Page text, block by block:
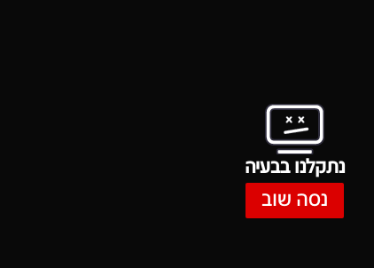
נתקלנו בבעיה
נסה שוב